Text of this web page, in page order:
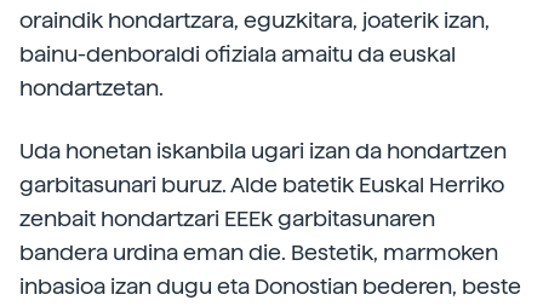
oraindik hondartzara, eguzkitara, joaterik izan,
bainu-denboraldi ofiziala amaitu da euskal
hondartzetan.
Uda honetan iskanbila ugari izan da hondartzen
garbitasunari buruz. Alde batetik Euskal Herriko
zenbait hondartzari EEEk garbitasunaren
bandera urdina eman die. Bestetik, marmoken
inbasioa izan dugu eta Donostian bederen, beste